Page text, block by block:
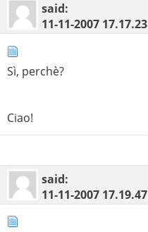
said:
11-11-2007 17.17.23
Sì, perchè?
Ciao!
said:
11-11-2007 17.19.47